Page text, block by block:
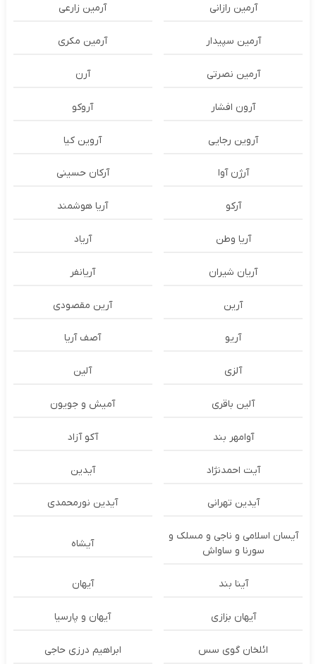
آرمین رازانی آرمین زارعی
آرمین سپیدار آرمین مکری
آرمین نصرتی آرن
آرون افشار آروکو
آروین رجایی آروین کیا
آرژن آوا آرکان حسینی
آرکو آریا هوشمند
آریا وطن آریاد
آریان شیران آریانفر
آرین آرین مقصودی
آریو آصف آریا
آلزی آلین
آلین باقری آمیش و جویون
آوامهر بند آکو آزاد
آیت احمدنژاد آیدین
آیدین تهرانی آیدین نورمحمدی
آیسان اسلامی و ناجی و مسلک و
سورنا و ساواش
آیشاه
آینا بند آیهان
آیهان بزازی آیهان و پارسیا
ائلخان گوی سس ابراهیم درزی حاجی